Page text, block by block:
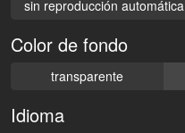
sin reproducción automática
Color de fondo
transparente
Idioma